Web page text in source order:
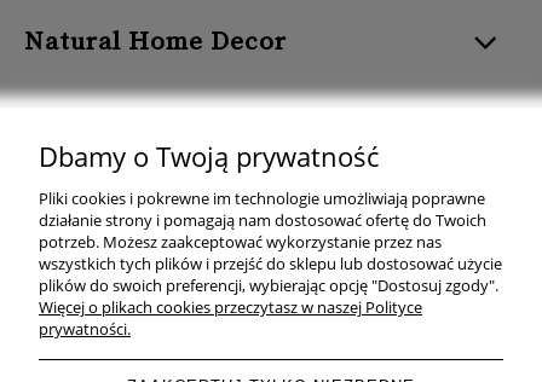
Natural Home Decor
Natural Home Decor | E-mail: sklep at naturalhomedecor.pl | Tel.:
507 707 299 | NIP: 7971800592 | REGON: 381429127
Copyright © 2026 - Naturalhomedecor.pl
Dbamy o Twoją prywatność
Pliki cookies i pokrewne im technologie umożliwiają poprawne
działanie strony i pomagają nam dostosować ofertę do Twoich
potrzeb. Możesz zaakceptować wykorzystanie przez nas
wszystkich tych plików i przejść do sklepu lub dostosować użycie
plików do swoich preferencji, wybierając opcję "Dostosuj zgody".
Więcej o plikach cookies przeczytasz w naszej Polityce
prywatności.